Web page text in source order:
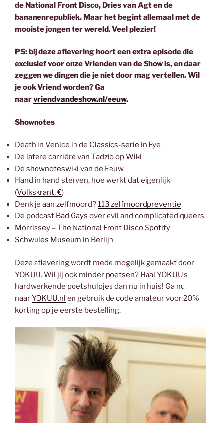
de National Front Disco, Dries van Agt en de
bananenrepubliek. Maar het begint allemaal met de
mooiste jongen ter wereld. Veel plezier!
PS: bij deze aflevering hoort een extra episode die
exclusief voor onze Vrienden van de Show is, en daar
zeggen we dingen die je niet door mag vertellen. Wil
je ook Vriend worden? Ga
naarvriendvandeshow.nl/eeuw.
Shownotes
Death in Venice in de Classics-serie in Eye
De latere carrière van Tadzio opWiki
De shownoteswiki van de Eeuw
Hand in hand sterven, hoe werkt dat eigenlijk
(Volkskrant, €)
Denk je aan zelfmoord?113 zelfmoordpreventie
De podcast Bad Gays over evil and complicated queers
Morrissey – The National Front Disco Spotify
Schwules Museum in Berlijn
Deze aflevering wordt mede mogelijk gemaakt door
YOKUU. Wil jij ook minder poetsen? Haal YOKUU’s
hardwerkende poetshulpjes dan nu in huis! Ga nu
naarYOKUU.nl en gebruik de code amateur voor 20%
korting op je eerste bestelling.